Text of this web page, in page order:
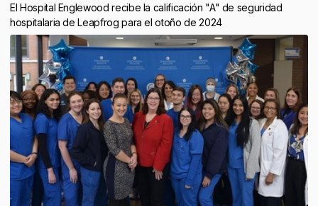
El Hospital Englewood recibe la calificación "A" de seguridad
hospitalaria de Leapfrog para el otoño de 2024